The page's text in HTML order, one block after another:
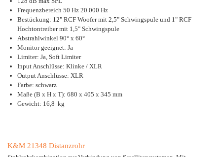
Frequenzbereich 50 Hz 20.000 Hz
Bestückung: 12" RCF Woofer mit 2,5" Schwingspule und 1" RCF
Hochtontreiber mit 1,5" Schwingspule
Abstrahlwinkel 90° x 60°
Monitor geeignet: Ja
Limiter: Ja, Soft Limiter
Input Anschlüsse: Klinke / XLR
Output Anschlüsse: XLR
Farbe: schwarz
Maße (B x H x T): 680 x 405 x 345 mm
Gewicht: 16,8 kg
K&M 21348 Distanzrohr